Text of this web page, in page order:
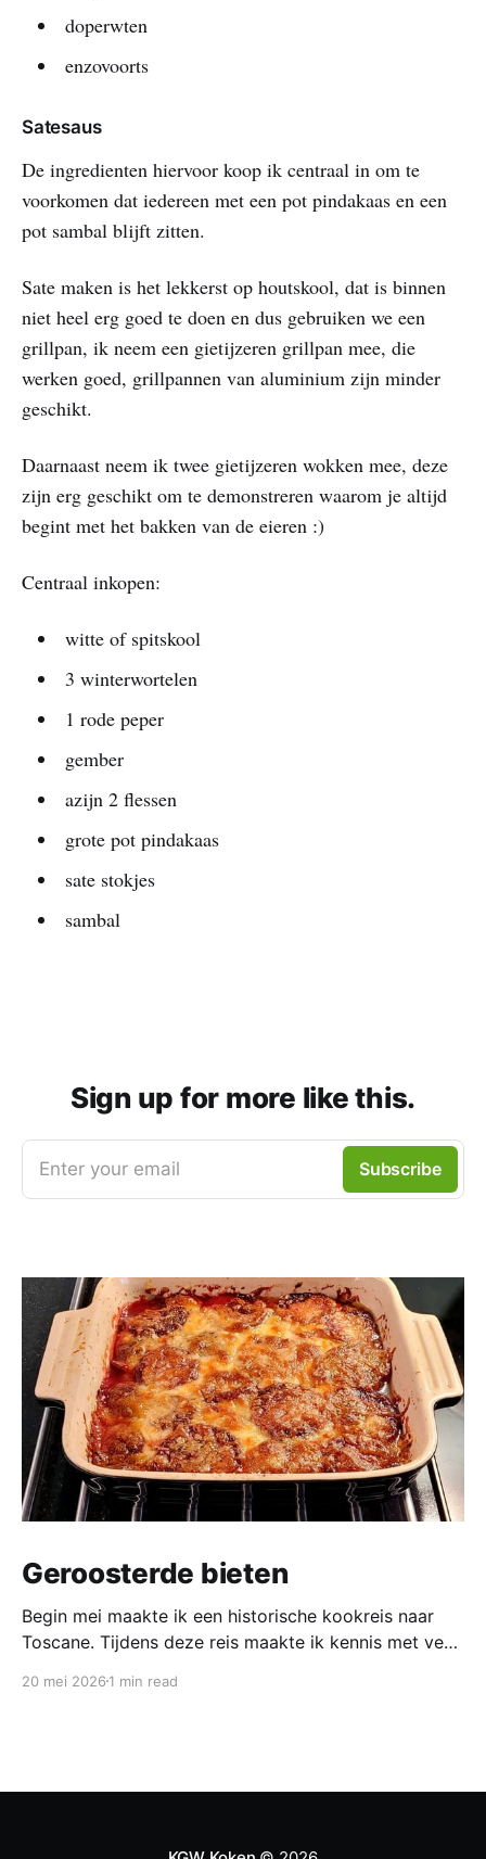
doperwten
enzovoorts
Satesaus
De ingredienten hiervoor koop ik centraal in om te
voorkomen dat iedereen met een pot pindakaas en een
pot sambal blijft zitten.
Sate maken is het lekkerst op houtskool, dat is binnen
niet heel erg goed te doen en dus gebruiken we een
grillpan, ik neem een gietijzeren grillpan mee, die
werken goed, grillpannen van aluminium zijn minder
geschikt.
Daarnaast neem ik twee gietijzeren wokken mee, deze
zijn erg geschikt om te demonstreren waarom je altijd
begint met het bakken van de eieren :)
Centraal inkopen:
witte of spitskool
3 winterwortelen
1 rode peper
gember
azijn 2 flessen
grote pot pindakaas
sate stokjes
sambal
Sign up for more like this.
Enter your email Subscribe
Geroosterde bieten
Begin mei maakte ik een historische kookreis naar
Toscane. Tijdens deze reis maakte ik kennis met veel
keuken. In een middeleeuws klooster maakten we
20 mei 2026 1 min read